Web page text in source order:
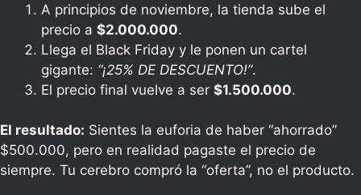
A principios de noviembre, la tienda sube el
precio a $2.000.000.
Llega el Black Friday y le ponen un cartel
gigante: “¡25% DE DESCUENTO!”.
El precio final vuelve a ser $1.500.000.
El resultado: Sientes la euforia de haber “ahorrado”
$500.000, pero en realidad pagaste el precio de
siempre. Tu cerebro compró la “oferta”, no el producto.